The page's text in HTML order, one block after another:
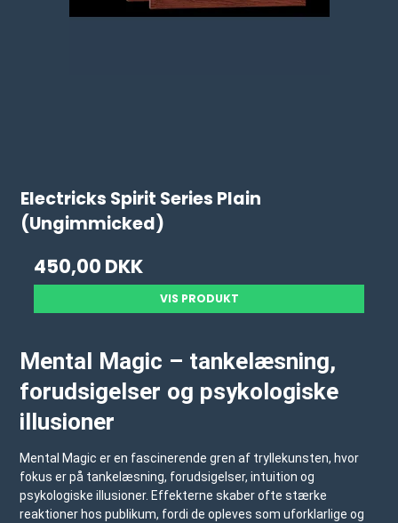
Electricks Spirit Series Plain
(Ungimmicked)
450,00 DKK
VIS PRODUKT
Mental Magic – tankelæsning,
forudsigelser og psykologiske
illusioner
Mental Magic er en fascinerende gren af tryllekunsten, hvor
fokus er på tankelæsning, forudsigelser, intuition og
psykologiske illusioner. Effekterne skaber ofte stærke
reaktioner hos publikum, fordi de opleves som uforklarlige og